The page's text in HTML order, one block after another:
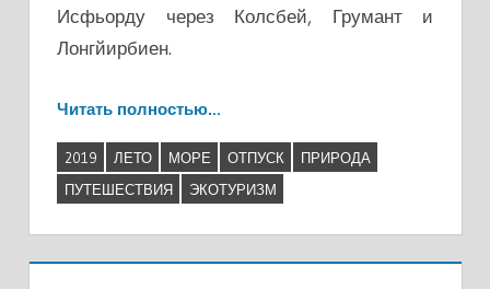
Исфьорду через Колсбей, Грумант и
Лонгйирбиен.
Читать полностью…
2019 ЛЕТО МОРЕ ОТПУСК
ПРИРОДА
ПУТЕШЕСТВИЯ
ЭКОТУРИЗМ